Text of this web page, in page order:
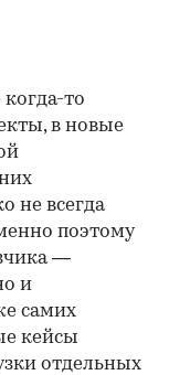
то
в новые
не всегда
поэтому
—
и
самих
кейсы
отдельных